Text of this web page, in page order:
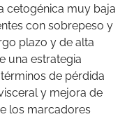
cetogénica muy baja
con sobrepeso y
plazo y de alta
una estrategia
de pérdida
y mejora de
los marcadores